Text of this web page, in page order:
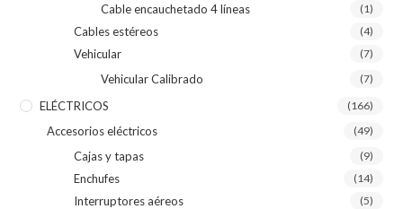
Cable encauchetado 4 líneas (1)
Cables estéreos (4)
Vehicular (7)
Vehicular Calibrado (7)
ELÉCTRICOS (166)
Accesorios eléctricos (49)
Cajas y tapas (9)
Enchufes (14)
Interruptores aéreos (5)